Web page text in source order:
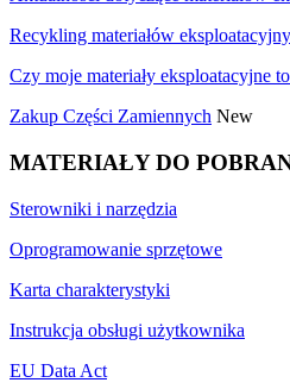
Recykling materiałów
Czy moje materiały eksploatacyjne
Zakup Części Zamiennych New
MATERIAŁY DO
Sterowniki i narzędzia
Oprogramowanie sprzętowe
Karta charakterystyki
Instrukcja obsługi użytkownika
EU Data Act